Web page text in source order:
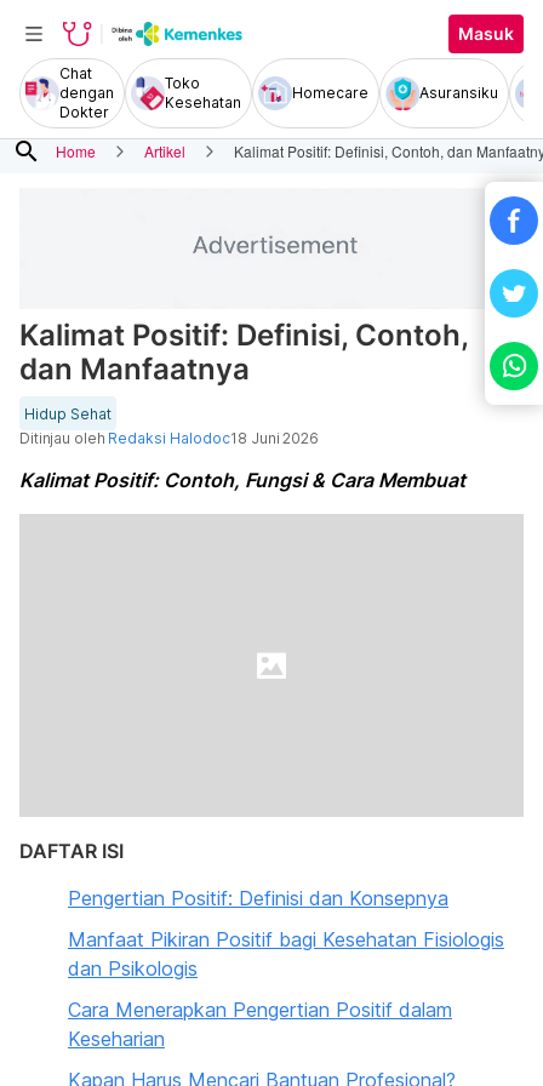
Masuk
Chat
dengan
Dokter
Toko
Kesehatan
Homecare Asuransiku
search Home Artikel Kalimat Positif: Definisi, Contoh, dan
Kalimat Positif: Definisi, Contoh,
dan Manfaatnya
Hidup Sehat
Ditinjau oleh Redaksi Halodoc18 Juni 2026
Kalimat Positif: Contoh, Fungsi & Cara Membuat
DAFTAR ISI
Pengertian Positif: Definisi dan Konsepnya
Manfaat Pikiran Positif bagi Kesehatan Fisiologis
dan Psikologis
Cara Menerapkan Pengertian Positif dalam
Keseharian
Kapan Harus Mencari Bantuan Profesional?